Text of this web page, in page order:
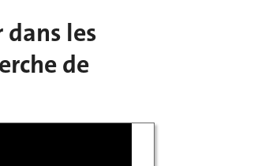
les
de